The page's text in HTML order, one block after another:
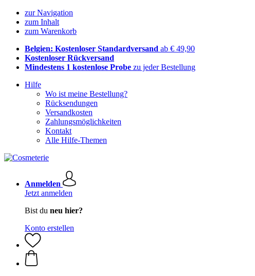
zur Navigation
zum Inhalt
zum Warenkorb
Belgien: Kostenloser Standardversand ab € 49,90
Kostenloser Rückversand
Mindestens 1 kostenlose Probe zu jeder Bestellung
Hilfe
Wo ist meine Bestellung?
Rücksendungen
Versandkosten
Zahlungsmöglichkeiten
Kontakt
Alle Hilfe-Themen
Anmelden
Jetzt anmelden
Bist du neu hier?
Konto erstellen